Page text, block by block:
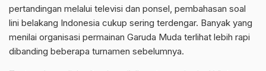
pertandingan melalui televisi dan ponsel, pembahasan soal
lini belakang Indonesia cukup sering terdengar. Banyak yang
menilai organisasi permainan Garuda Muda terlihat lebih rapi
dibanding beberapa turnamen sebelumnya.